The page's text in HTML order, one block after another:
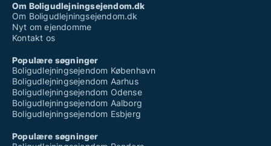
Om Boligudlejningsejendom.dk
Om Boligudlejningsejendom.dk
Nyt om ejendomme
Kontakt os
Populære søgninger
Boligudlejningsejendom København
Boligudlejningsejendom Aarhus
Boligudlejningsejendom Odense
Boligudlejningsejendom Aalborg
Boligudlejningsejendom Esbjerg
Populære søgninger